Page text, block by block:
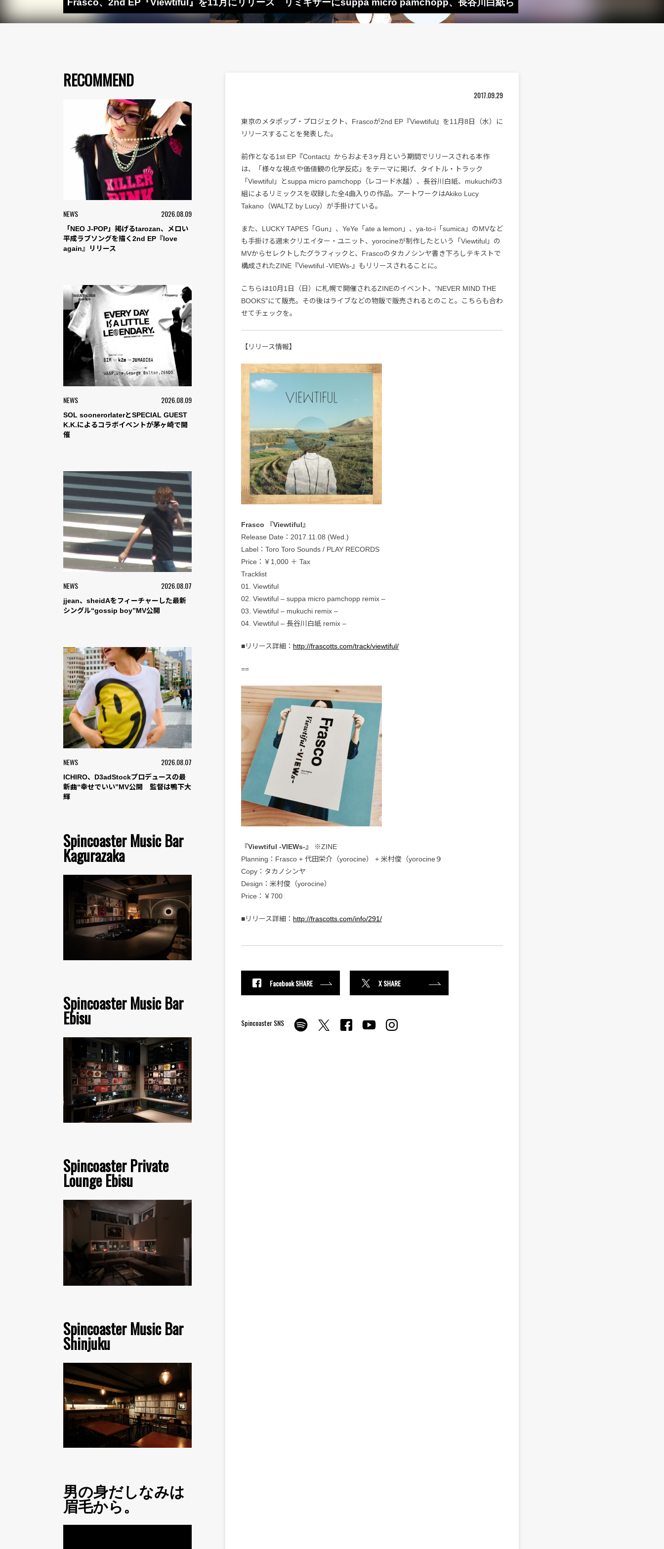
Frasco、2nd EP『Viewtiful』を11月にリリース リミキサーにsuppa micro pamchopp、長谷川白紙ら
RECOMMEND
NEWS 2026.08.09
「NEO J-POP」掲げるtarozan、メロい
平成ラブソングを描く2nd EP『love
again』リリース
NEWS 2026.08.09
SOL soonerorlaterとSPECIAL GUEST
K.K.によるコラボイベントが茅ヶ崎で開
催
NEWS 2026.08.07
jjean、sheidAをフィーチャーした最新
シングル“gossip boy”MV公開
NEWS 2026.08.07
ICHIRO、D3adStockプロデュースの最
新曲“幸せでいい”MV公開 監督は鴨下大
輝
Spincoaster Music Bar
Kagurazaka
Spincoaster Music Bar
Ebisu
Spincoaster Private
Lounge Ebisu
Spincoaster Music Bar
Shinjuku
男の身だしなみは
眉毛から。
2017.09.29
東京のメタポップ・プロジェクト、Frascoが2nd EP『Viewtiful』を11月8日（水）に
リリースすることを発表した。
前作となる1st EP『Contact』からおよそ3ヶ月という期間でリリースされる本作
は、「様々な視点や価値観の化学反応」をテーマに掲げ、タイトル・トラック
「Viewtiful」とsuppa micro pamchopp（レコード水越）、長谷川白紙、mukuchiの3
組によるリミックスを収録した全4曲入りの作品。アートワークはAkiko Lucy
Takano（WALTZ by Lucy）が手掛けている。
また、LUCKY TAPES「Gun」、YeYe「ate a lemon」、ya-to-i「sumica」のMVなど
も手掛ける週末クリエイター・ユニット、yorocineが制作したという「Viewtiful」の
MVからセレクトしたグラフィックと、Frascoのタカノシンヤ書き下ろしテキストで
構成されたZINE『Viewtiful -VIEWs-』もリリースされることに。
こちらは10月1日（日）に札幌で開催されるZINEのイベント、”NEVER MIND THE
BOOKS”にて販売。その後はライブなどの物販で販売されるとのこと。こちらも合わ
せてチェックを。
【リリース情報】
Frasco 『Viewtiful』
Release Date：2017.11.08 (Wed.)
Label：Toro Toro Sounds / PLAY RECORDS
Price：￥1,000 ＋ Tax
Tracklist
01. Viewtiful
02. Viewtiful – suppa micro pamchopp remix –
03. Viewtiful – mukuchi remix –
04. Viewtiful – 長谷川白紙 remix –
■リリース詳細： http://frascotts.com/track/viewtiful/
==
『Viewtiful -VIEWs-』
※ZINE
Planning：Frasco + 代田栄介（yorocine） + 米村俊（yorocine９
Copy：タカノシンヤ
Design：米村俊（yorocine）
Price：￥700
■リリース詳細： http://frascotts.com/info/291/
Facebook SHARE X SHARE
Spincoaster SNS